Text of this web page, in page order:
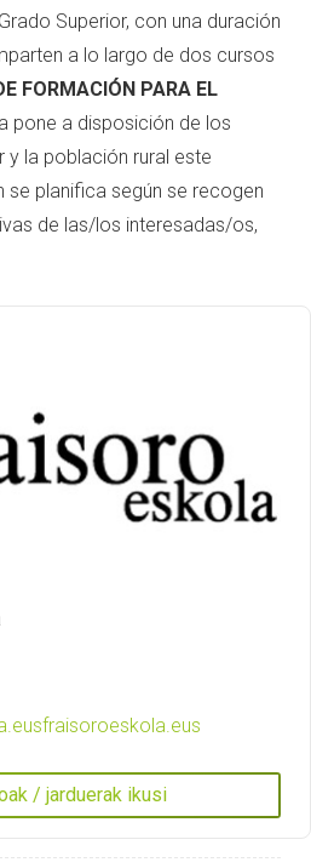
Superior, con una duración
a lo largo de dos cursos
FORMACIÓN PARA EL
pone a disposición de los
la población rural este
planifica según se recogen
de las/los interesadas/os,
fraisoroeskola.eus
/ jarduerak ikusi